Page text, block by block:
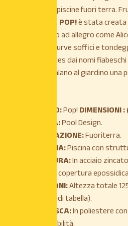
mondiale delle piscine fuori terra.
design italiano,POP!è stata creata
sogno colorato ad allegro come
Meraviglie. Le curve soffici e
forma, le nuances dai nomi
animato e regalano al giardino
MODELLO:Pop!DIMENSIONI
FAMIGLIA:Pool Design.
INSTALLAZIONE:Fuoriterra.
TIPOLOGIA:Piscina con
STRUTTURA:In acciaio
vasca con copertura
DIMENSIONI:Altezza totale
120 cm (vedi tabella).
TELO VASCA:In poliestere